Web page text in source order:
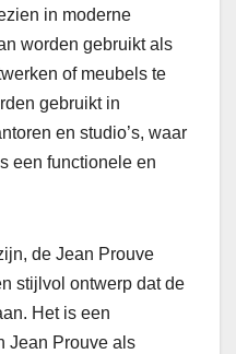
in moderne
worden gebruikt als
of meubels te
gebruikt in
en studio’s, waar
een functionele en
de Jean Prouve
stijlvol ontwerp dat de
Het is een
Jean Prouve als